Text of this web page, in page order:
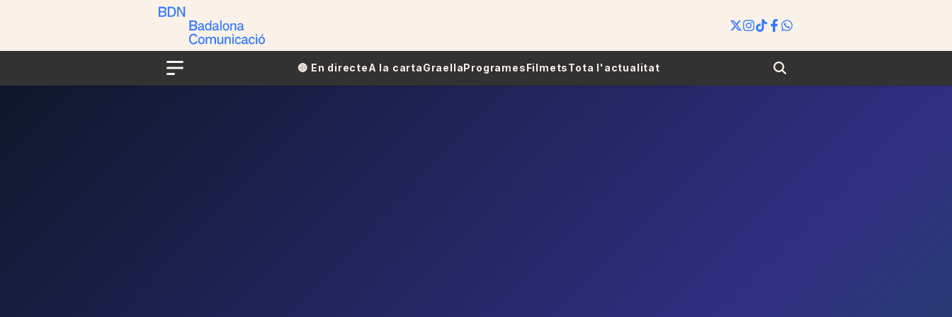
Menu
🔴​​ En directeA la cartaGraellaProgramesFilmetsTota l'actualitat Search